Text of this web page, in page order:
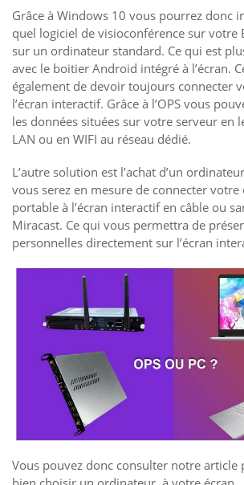
Grâce à Windows 10 vous pourrez donc
quel logiciel de visioconférence sur votre
sur un ordinateur standard. Ce qui est
avec le boitier Android intégré à l’écran.
également de devoir toujours connecter
l’écran interactif. Grâce à l’OPS vous
les données situées sur votre serveur en
LAN ou en WIFI au réseau dédié.
L’autre solution est l’achat d’un
vous serez en mesure de connecter
portable à l’écran interactif en câble ou
Miracast. Ce qui vous permettra de
personnelles directement sur l’écran
Vous pouvez donc consulter notre article